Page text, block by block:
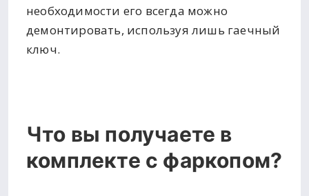
необходимости его всегда можно
демонтировать, используя лишь гаечный
ключ.
Что вы получаете в
комплекте с фаркопом?